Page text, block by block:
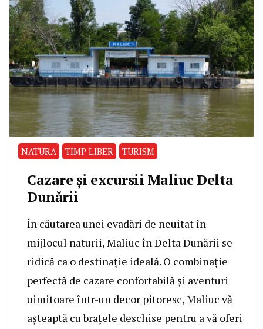
NATURA TIMP LIBER TURISM
Cazare și excursii Maliuc Delta
Dunării
În căutarea unei evadări de neuitat în
mijlocul naturii, Maliuc în Delta Dunării se
ridică ca o destinație ideală. O combinație
perfectă de cazare confortabilă și aventuri
uimitoare într-un decor pitoresc, Maliuc vă
așteaptă cu brațele deschise pentru a vă oferi